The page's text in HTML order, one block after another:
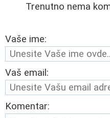
Trenutno nema
Vaše ime:
Vaš email:
Komentar: